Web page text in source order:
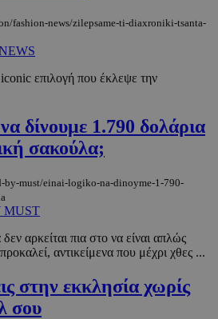
fashion-news/zilepsame-ti-diaxroniki-tsanta-
επιλογή που έκλεψε την
δίνουμε 1.790 δολάρια
σακούλα;
by-must/einai-logiko-na-dinoyme-1-790-
MUST
αρκείται πια στο να είναι απλώς
αντικείμενα που μέχρι χθες ...
στην εκκλησία χωρίς
σου